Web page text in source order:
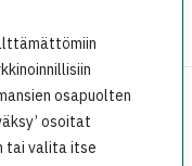
osapuolten
osoitat
tai valita itse